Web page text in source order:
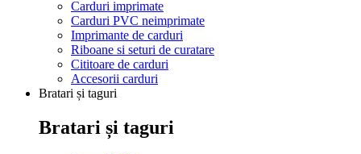
Carduri imprimate
Carduri PVC neimprimate
Imprimante de carduri
Riboane si seturi de curatare
Cititoare de carduri
Accesorii carduri
Bratari și taguri
Bratari și taguri